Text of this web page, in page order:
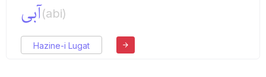
آبی(abi)
Hazine-i Lugat